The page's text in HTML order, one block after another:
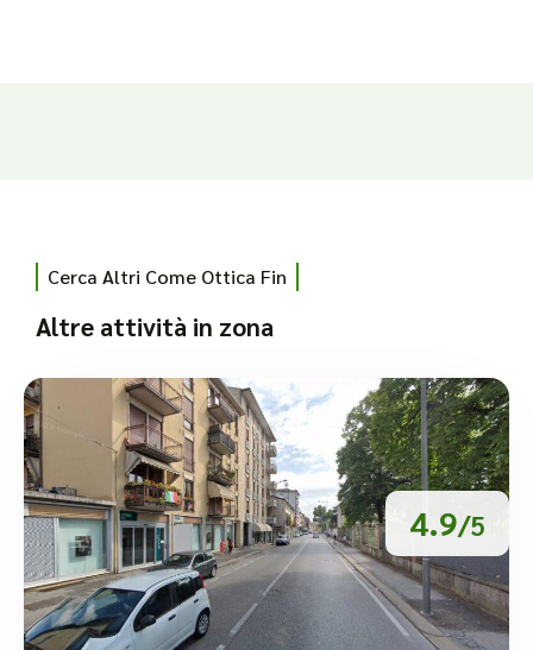
Cerca Altri Come Ottica Fin
Altre attività in zona
4.9/5